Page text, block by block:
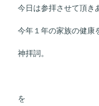
今日は参拝させて頂き
今年１年の家族の健康
神拝詞。
を